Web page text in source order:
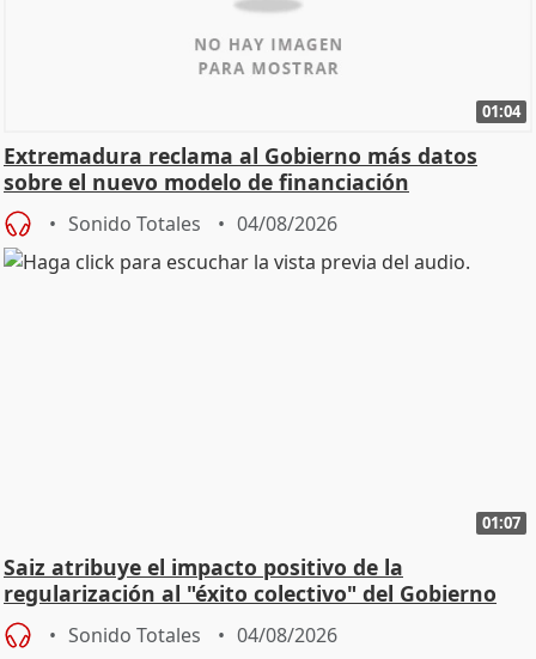
01:04
Extremadura reclama al Gobierno más datos
sobre el nuevo modelo de financiación
Sonido Totales 04/08/2026
01:07
Saiz atribuye el impacto positivo de la
regularización al "éxito colectivo" del Gobierno
Sonido Totales 04/08/2026